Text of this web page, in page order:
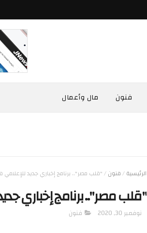
فنون مال وأعمال
الرئيسية/فنون/"قلب مصر".. برنامج إخباري جديد للإعلامي
"قلب مصر".. برنامج إخباري
نوفمبر 30, 2020 فنون